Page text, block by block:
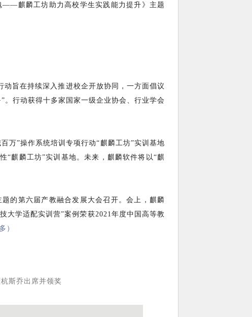
——麒麟工坊助力高校学生实践能力提升》主题
旨在持续深入推进校企开放协同，一方面倡议
。行动获得十多家国家一级企业协会、行业学会
万”操作系统培训专项行动“麒麟工坊”实训基地
“麒麟工坊”实训基地。未来，麒麟软件将以“麒
的第六届产教融合发展大会召开。会上，麒麟
学适配实训营”案例荣获2021年度中国高等教
）
斯乔出席并领奖